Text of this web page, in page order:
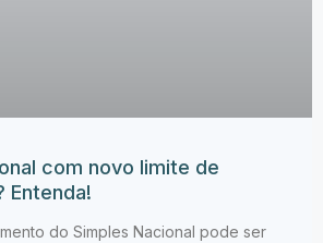
com novo limite de
Entenda!
do Simples Nacional pode ser